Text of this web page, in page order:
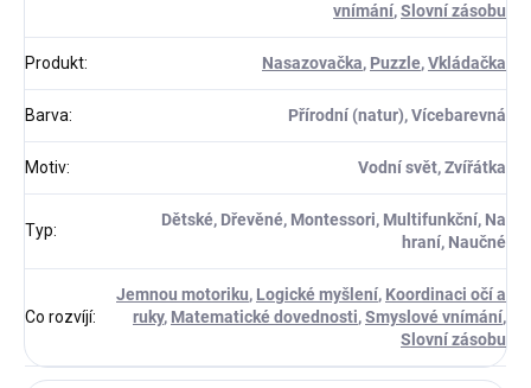
vnímání,Slovní zásobu
Produkt: Nasazovačka, Puzzle,Vkládačka
Barva: Přírodní (natur), Vícebarevná
Motiv: Vodní svět, Zvířátka
Typ:
Dětské, Dřevěné, Montessori, Multifunkční, Na
hraní, Naučné
Co rozvíjí:
Jemnou motoriku, Logické myšlení, Koordinaci očí a
ruky, Matematické dovednosti,Smyslové vnímání,
Slovní zásobu